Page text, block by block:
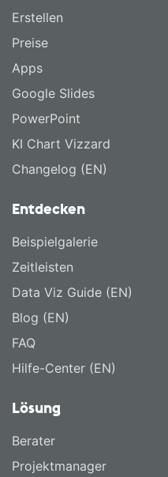
Erstellen
Preise
Apps
Google Slides
PowerPoint
KI Chart Vizzard
Changelog (EN)
Entdecken
Beispielgalerie
Zeitleisten
Data Viz Guide (EN)
Blog (EN)
FAQ
Hilfe-Center (EN)
Lösung
Berater
Projektmanager